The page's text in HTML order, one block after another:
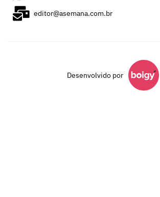
editor@asemana.com.br
Desenvolvido por